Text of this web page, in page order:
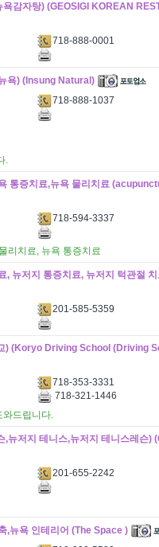
감자탕) (GEOSIGI KOREAN
718-888-0001
욕) (Insung Natural)
718-888-1037
.
통증치료,뉴욕 물리치료
718-594-3337
리치료, 뉴욕 통증치료
, 뉴저지 통증치료, 뉴저지 턱관절
201-585-5359
) (Koryo Driving School (Driving
718-353-3331
718-321-1446
와드립니다.
,뉴저지 테니스,뉴저지 테니스레슨)
201-655-2242
,뉴욕 인테리어 (The Space )